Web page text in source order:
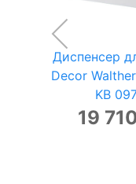
Диспенсер
Decor
KB
19